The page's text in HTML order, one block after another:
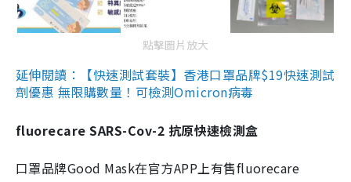
點擊圖片放大
延伸閱讀：【快速測試套裝】香港口罩品牌$19快速測試
劑優惠 無限購數量！可檢測Omicron病毒
fluorecare SARS-Cov-2 抗原快速檢測盒
口罩品牌Good Mask在官方APP上有售fluorecare